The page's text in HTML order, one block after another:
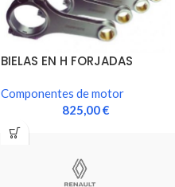
BIELAS EN H FORJADAS
Componentes de motor
825,00€